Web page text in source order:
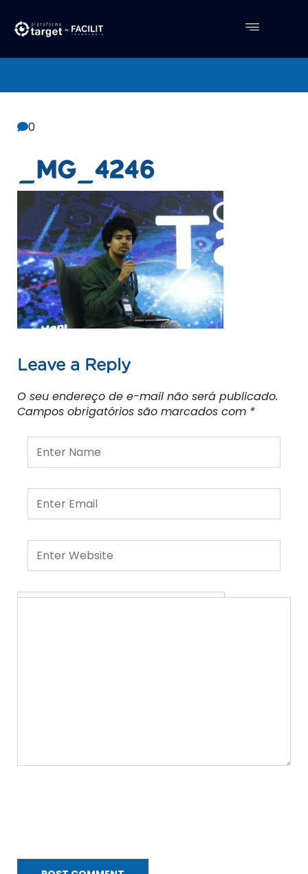
Facilit
0
_MG_4246
Leave a Reply
O seu endereço de e-mail não será publicado.
Campos obrigatórios são marcados com *